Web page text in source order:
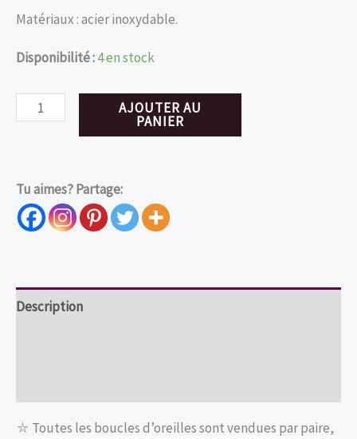
Matériaux : acier inoxydable.
Disponibilité :4 en stock
quantité
d'oreilles
asymétriques
araignées
AJOUTER AU
PANIER
Tu aimes? Partage:
Description
⛥ Toutes les boucles d’oreilles sont vendues par paire,